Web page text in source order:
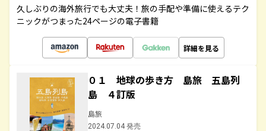
久しぶりの海外旅行でも大丈夫！旅の手配や準備に使えるテク
ニックがつまった24ページの電子書籍
詳細を見る
０１ 地球の歩き方 島旅 五島列
島 ４訂版
島旅
2024.07.04 発売